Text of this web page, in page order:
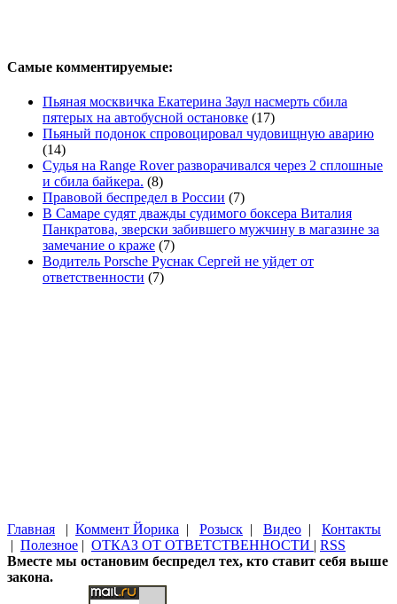
Самые комментируемые:
Пьяная москвичка Екатерина Заул насмерть сбила
пятерых на автобусной остановке (17)
Пьяный подонок спровоцировал чудовищную аварию
(14)
Судья на Range Rover разворачивался через 2 сплошные
и сбила байкера. (8)
Правовой беспредел в России (7)
В Самаре судят дважды судимого боксера Виталия
Панкратова, зверски забившего мужчину в магазине за
замечание о краже (7)
Водитель Porsche Руснак Сергей не уйдет от
ответственности (7)
Главная | Коммент Йорика | Розыск | Видео | Контакты
| Полезное | ОТКАЗ ОТ ОТВЕТСТВЕННОСТИ | RSS
Вместе мы остановим беспредел тех, кто ставит себя выше
закона.